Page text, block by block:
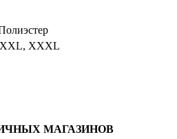
XXL, XXXL
МАГАЗИНОВ